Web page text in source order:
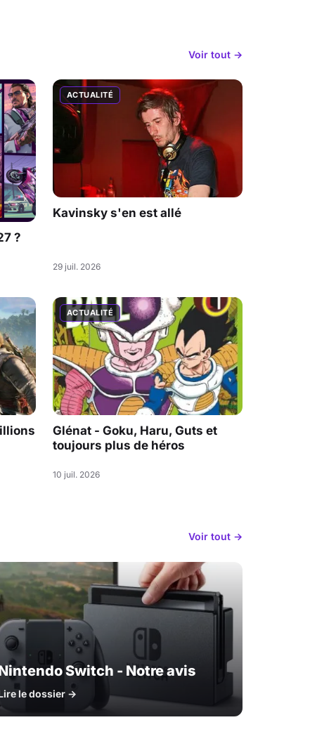
Voir tout →
?
ACTUALITÉ
Kavinsky s'en est allé
29 juil. 2026
ACTUALITÉ
Glénat - Goku, Haru, Guts et
toujours plus de héros
10 juil. 2026
Voir tout →
Switch - Notre avis
le dossier →